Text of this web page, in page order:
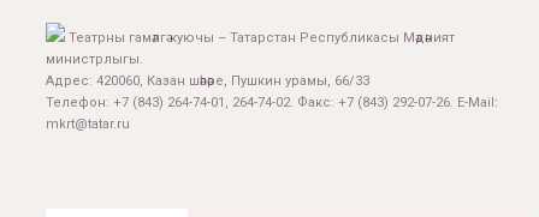
Театрны гамәлгә куючы – Татарстан Республикасы Мәдәният
министрлыгы.
Адрес: 420060, Казан шәһәре, Пушкин урамы, 66/33
Телефон: +7 (843) 264-74-01, 264-74-02. Факс: +7 (843) 292-07-26. E-Mail:
mkrt@tatar.ru